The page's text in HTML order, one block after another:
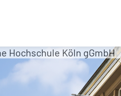
Hochschule Köln gGmbH